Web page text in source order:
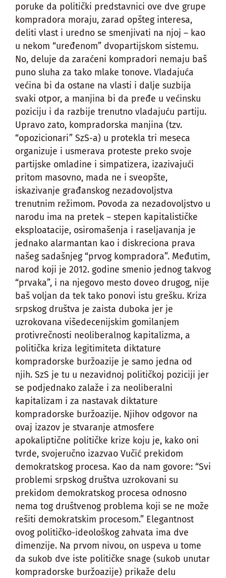
poruke da politički predstavnici ove dve grupe
kompradora moraju, zarad opšteg interesa,
deliti vlast i uredno se smenjivati na njoj – kao
u nekom “uređenom” dvopartijskom sistemu.
No, deluje da zaraćeni kompradori nemaju baš
puno sluha za tako mlake tonove. Vladajuća
većina bi da ostane na vlasti i dalje suzbija
svaki otpor, a manjina bi da pređe u većinsku
poziciju i da razbije trenutno vladajuću partiju.
Upravo zato, kompradorska manjina (tzv.
“opozicionari” SzS-a) u protekla tri meseca
organizuje i usmerava proteste preko svoje
partijske omladine i simpatizera, izazivajući
pritom masovno, mada ne i sveopšte,
iskazivanje građanskog nezadovoljstva
trenutnim režimom. Povoda za nezadovoljstvo u
narodu ima na pretek – stepen kapitalističke
eksploatacije, osiromašenja i raseljavanja je
jednako alarmantan kao i diskreciona prava
našeg sadašnjeg “prvog kompradora”. Međutim,
narod koji je 2012. godine smenio jednog takvog
“prvaka”, i na njegovo mesto doveo drugog, nije
baš voljan da tek tako ponovi istu grešku. Kriza
srpskog društva je zaista duboka jer je
uzrokovana višedecenijskim gomilanjem
protivrečnosti neoliberalnog kapitalizma, a
politička kriza legitimiteta diktature
kompradorske buržoazije je samo jedna od
njih. SzS je tu u nezavidnoj političkoj poziciji jer
se podjednako zalaže i za neoliberalni
kapitalizam i za nastavak diktature
kompradorske buržoazije. Njihov odgovor na
ovaj izazov je stvaranje atmosfere
apokaliptične političke krize koju je, kako oni
tvrde, svojeručno izazvao Vučić prekidom
demokratskog procesa. Kao da nam govore: “Svi
problemi srpskog društva uzrokovani su
prekidom demokratskog procesa odnosno
nema tog društvenog problema koji se ne može
rešiti demokratskim procesom.” Elegantnost
ovog političko-ideološkog zahvata ima dve
dimenzije. Na prvom nivou, on uspeva u tome
da sukob dve iste političke snage (sukob unutar
kompradorske buržoazije) prikaže delu